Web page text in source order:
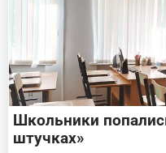
Школьники
штучках»